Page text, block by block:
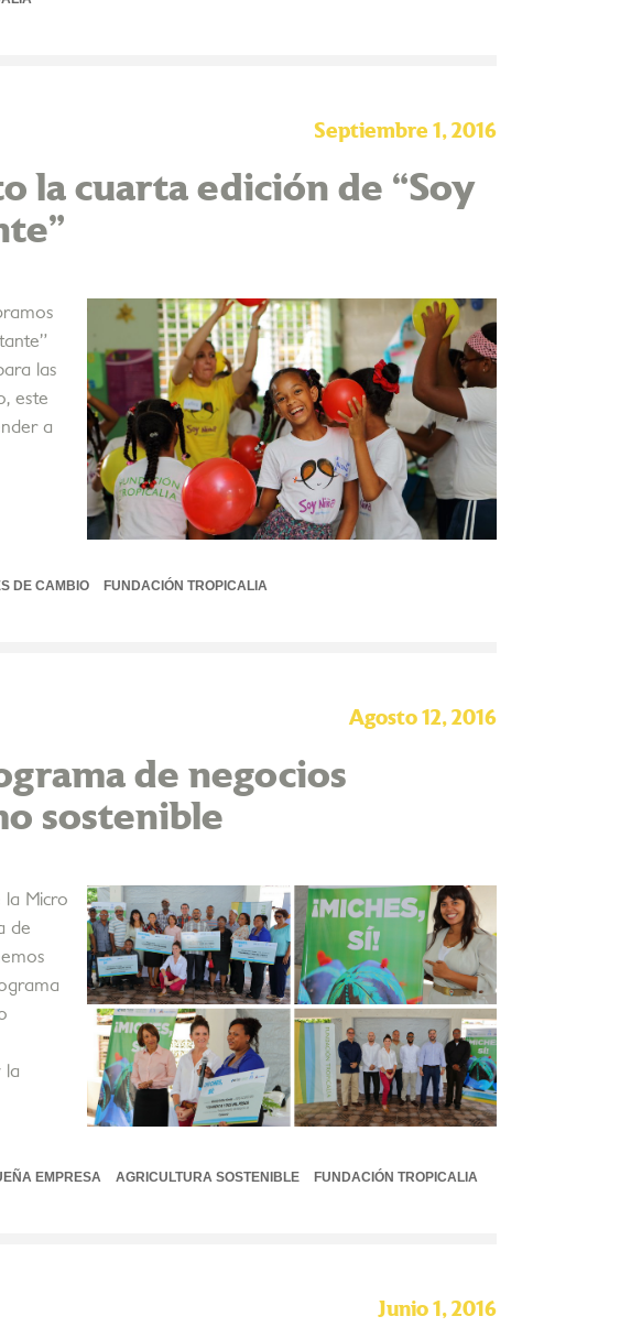
Septiembre 1, 2016
la cuarta edición de “Soy
las
este
a
DE CAMBIO FUNDACIÓN TROPICALIA
Agosto 12, 2016
de negocios
sostenible
la Micro
de
la
EMPRESA AGRICULTURA SOSTENIBLE FUNDACIÓN TROPICALIA
Junio 1, 2016